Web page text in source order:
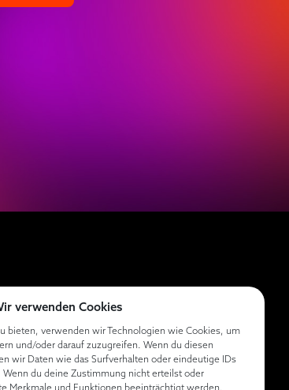
verwenden Cookies
bieten, verwenden wir Technologien wie Cookies, um
und/oder darauf zuzugreifen. Wenn du diesen
wir Daten wie das Surfverhalten oder eindeutige IDs
du deine Zustimmung nicht erteilst oder
Merkmale und Funktionen beeinträchtigt werden.